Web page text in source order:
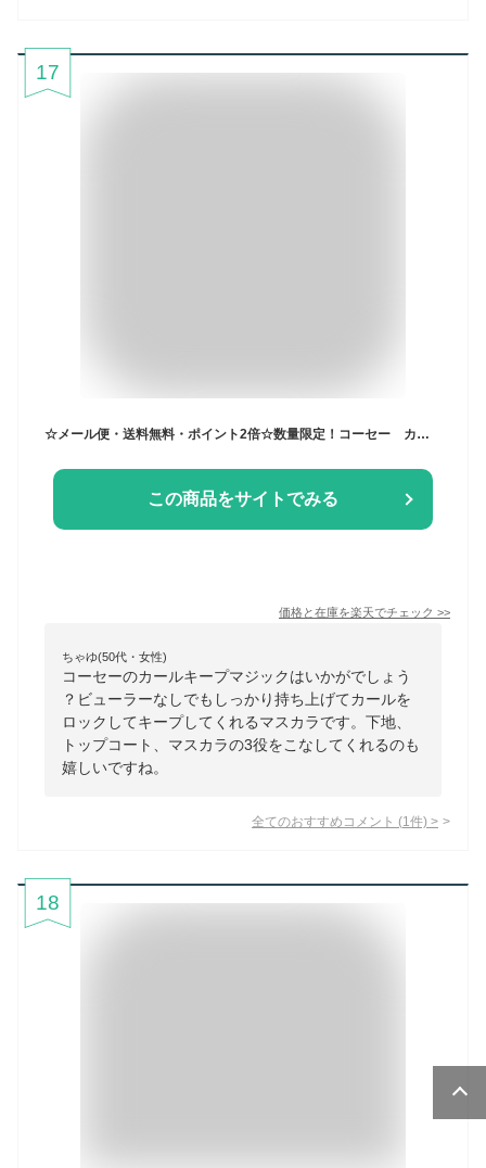
17
☆メール便・送料無料・ポイント2倍☆数量限定！コーセー カールキープマジック クリアブラック(5.5mL) マスカラ 代引き不可
この商品をサイトでみる
価格と在庫を楽天でチェック >>
ちゃゆ(50代・女性)
コーセーのカールキープマジックはいかがでしょう
？ビューラーなしでもしっかり持ち上げてカールを
ロックしてキープしてくれるマスカラです。下地、
トップコート、マスカラの3役をこなしてくれるのも
嬉しいですね。
全てのおすすめコメント (1 件) >
18